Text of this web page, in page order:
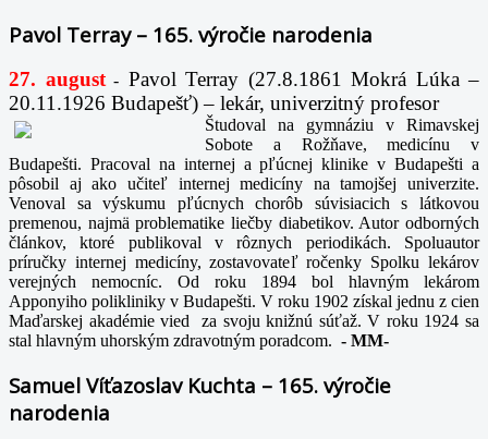
Pavol Terray – 165. výročie narodenia
27. august- Pavol Terray (27.8.1861 Mokrá Lúka –
20.11.1926 Budapešť) – lekár, univerzitný profesor
Študoval na gymnáziu v Rimavskej
Sobote a Rožňave, medicínu v
Budapešti. Pracoval na internej a pľúcnej klinike v Budapešti a
pôsobil aj ako učiteľ internej medicíny na tamojšej univerzite.
Venoval sa výskumu pľúcnych chorôb súvisiacich s látkovou
premenou, najmä problematike liečby diabetikov. Autor odborných
článkov, ktoré publikoval v rôznych periodikách. Spoluautor
príručky internej medicíny, zostavovateľ ročenky Spolku lekárov
verejných nemocníc. Od roku 1894 bol hlavným lekárom
Apponyiho polikliniky v Budapešti. V roku 1902 získal jednu z cien
Maďarskej akadémie vied za svoju knižnú súťaž. V roku 1924 sa
stal hlavným uhorským zdravotným poradcom. - MM-
Samuel Víťazoslav Kuchta – 165. výročie
narodenia